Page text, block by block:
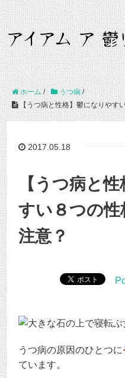
ホーム / うつ病 /
【うつ病と性格】鬱になりやす
2017.05.18
【うつ病と
すい８つの
注意？
うつ病の原因のひとつに
ています。